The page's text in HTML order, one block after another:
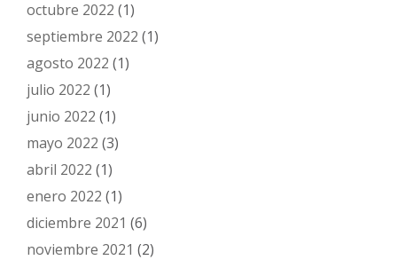
octubre 2022 (1)
septiembre 2022 (1)
agosto 2022 (1)
julio 2022 (1)
junio 2022 (1)
mayo 2022 (3)
abril 2022 (1)
enero 2022 (1)
diciembre 2021 (6)
noviembre 2021 (2)